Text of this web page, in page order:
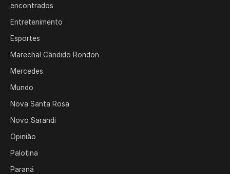
encontrados
Entretenimento
Esportes
Marechal Cândido Rondon
Mercedes
Mundo
Nova Santa Rosa
Novo Sarandi
Opinião
Palotina
Paraná